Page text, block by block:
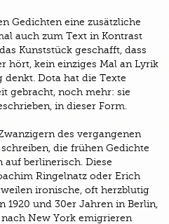
Gedichten eine zusätzliche
auch zum Text in Kontrast
Kunststück geschafft, dass
hört, kein einziges Mal an Lyrik
Dota hat die Texte
gebracht, noch mehr: sie
in dieser Form.
des vergangenen
die frühen Gedichte
auf berlinerisch. Diese
Ringelnatz oder Erich
ironische, oft herzblutig
1920 und 30er Jahren in Berlin,
New York emigrieren